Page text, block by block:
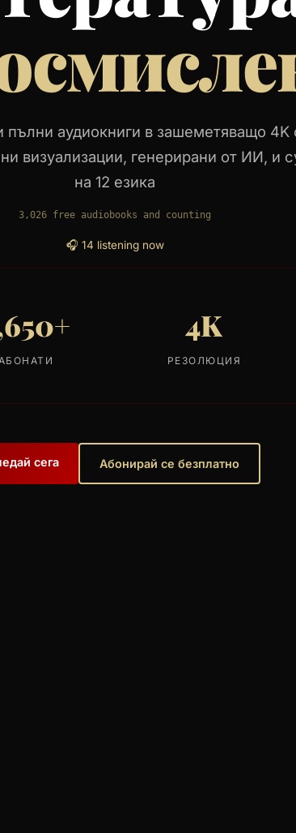
пълни аудиокниги в зашеметяващо 4K
визуализации, генерирани от ИИ, и
на 12 езика
3,026 free audiobooks and counting
🎧 14 listening now
4K
РЕЗОЛЮЦИЯ
сега Абонирай се безплатно